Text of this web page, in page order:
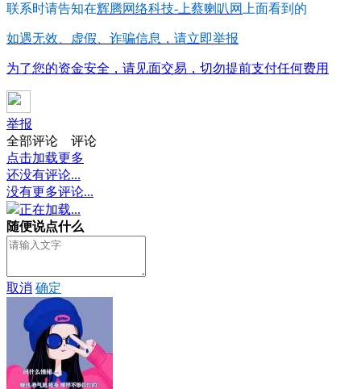
联系时请告知在辉腾网络科技-上蔡喇叭网 上面看到的
如遇无效、虚假、诈骗信息，请立即举报
为了您的资金安全，请见面交易，切勿提前支付任何费用
举报
全部评论
评论
点击加载更多
还没有评论...
没有更多评论...
正在加载...
随便说点什么
取消 确定